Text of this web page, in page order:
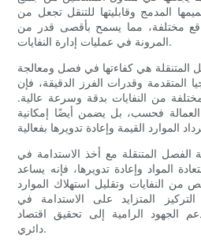
المدمج وقابليتها للتنقل تجعل من
مختلفة، مما يسمح بأقصى قدر من
المرونة في عمليات إدارة النفايات.
المتنقلة هي كفاءتها في فصل ومعالجة
المتقدمة وقدرات الفرز الدقيقة، فإن
من النفايات بدقة وسرعة عالية.
فحسب، بل يضمن أيضًا إمكانية
الفصل المتنقلة مع أخذ الاستدامة في
المواد وإعادة تدويرها، فإنه يساعد
من النفايات وتقليل استهلاك الموارد
المتزايد على الاستدامة في
الجهود الرامية إلى تحقيق اقتصاد
دائري.